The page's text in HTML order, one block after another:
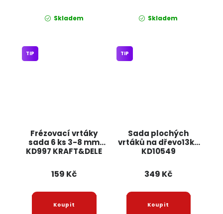
Skladem Skladem
Frézovací vrtáky
sada 6 ks 3-8 mm
KD997 KRAFT&DELE
TIP
159 Kč
Sada plochých
vrtáků na dřevo13ks
KD10549
TIP
349 Kč